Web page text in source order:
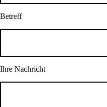
Betreff
Ihre Nachricht